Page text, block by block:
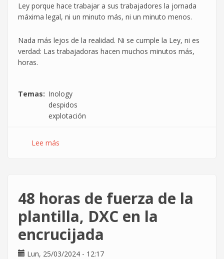
Ley porque hace trabajar a sus trabajadores la jornada
máxima legal, ni un minuto más, ni un minuto menos.
Nada más lejos de la realidad. Ni se cumple la Ley, ni es
verdad: Las trabajadoras hacen muchos minutos más,
horas.
Temas
Inology
despidos
explotación
Lee más
ir
al
baño
sin
que
se
48 horas de fuerza de la
plantilla, DXC en la
encrucijada
Lun, 25/03/2024 - 12:17